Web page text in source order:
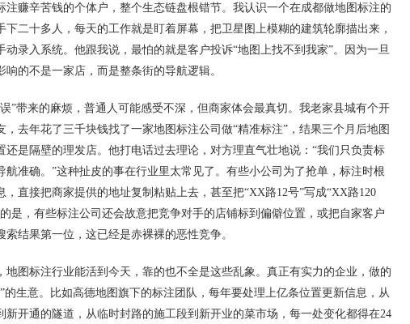
注赚辛苦钱的个体户，整个生态链盘根错节。我认识一个在成都做地图标注的
下二十多人，每天的工作就是盯着屏幕，把卫星图上模糊的建筑轮廓描出来，
动录入系统。他跟我说，最怕的就是客户投诉“地图上找不到我家”。因为一旦
响的不是一家店，而是整条街的导航逻辑。
”带来的麻烦，普通人可能感受不深，但商家体会最真切。我老家县城有个开
，去年花了三千块钱找了一家地图标注公司做“精准标注”，结果三个月后地图
还是隔壁的理发店。他打电话过去理论，对方理直气壮地说：“我们只负责标
航准确。”这种扯皮的事在行业里太常见了。有些小公司为了抢单，标注时根
，直接把商家提供的地址复制粘贴上去，甚至把“XX路12号”写成“XX路120
是，有些标注公司还会故意把竞争对手的店铺标到偏僻位置，或把自家客户
索结果第一位，这已经是赤裸裸的恶性竞争。
地图标注行业能活到今天，靠的也不全是这些乱象。真正有实力的企业，做的
的生意。比如高德地图旗下的标注团队，每年要处理上亿条位置更新信息，从
新开通的隧道，从临时封路的施工段到新开业的菜市场，每一处变化都得在24